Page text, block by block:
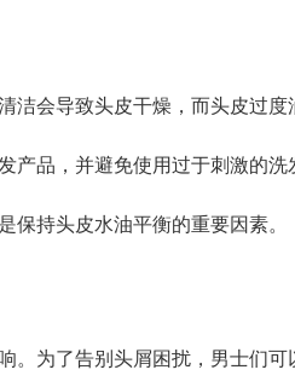
洁会导致头皮干燥，而头皮过度
产品，并避免使用过于刺激的洗
保持头皮水油平衡的重要因素。
。为了告别头屑困扰，男士们可